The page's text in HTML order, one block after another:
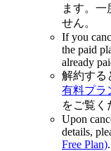
ます。一
せん。
If you
the paid
already
解約する
有料プラ
をご覧く
Upon
details,
Free Plan).